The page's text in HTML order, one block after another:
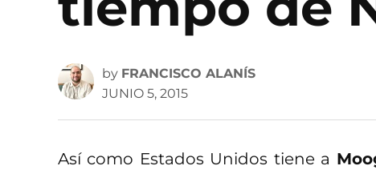
by FRANCISCO ALANÍS
JUNIO 5, 2015
Así como Estados Unidos tiene a